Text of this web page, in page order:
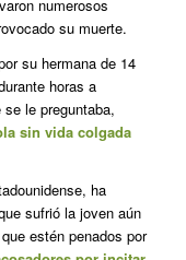
numerosos
su muerte.
su hermana de 14
horas a
le preguntaba,
sin vida colgada
ha
sufrió la joven aún
estén penados por